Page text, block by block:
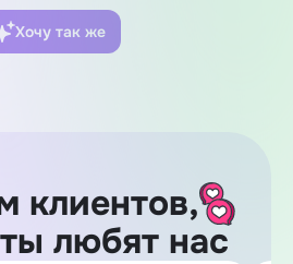
Хочу так же
клиентов,
любят нас